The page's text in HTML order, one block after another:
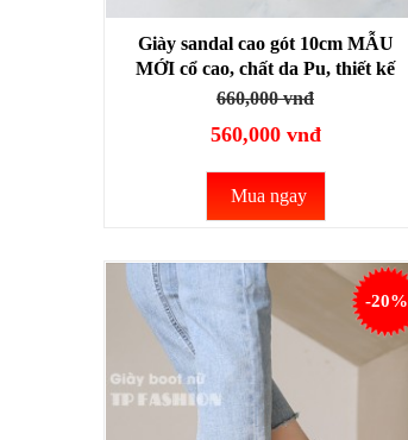
Giày sandal cao gót 10cm MẪU
MỚI cổ cao, chất da Pu, thiết kế
CẦU KỲ SANG CHẢNH GBN31A
660,000 vnđ
560,000 vnđ
Mua ngay
-20%